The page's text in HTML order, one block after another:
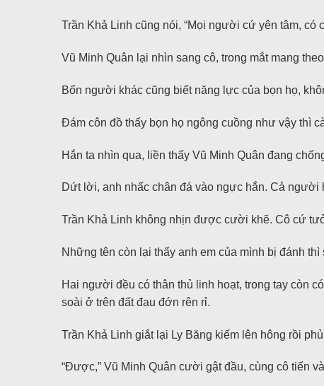
Trần Khả Linh cũng nói, “Mọi người cứ yên tâm, có
Vũ Minh Quân lại nhìn sang cô, trong mắt mang
Bốn người khác cũng biết năng lực của bọn họ,
Đám côn đồ thấy bọn họ ngông cuồng như vậy thì
Hắn ta nhìn qua, liền thấy Vũ Minh Quân đang
Dứt lời, anh nhấc chân đá vào ngực hắn. Cả người
Trần Khả Linh không nhịn được cười khẽ. Cô cứ
Những tên còn lại thấy anh em của mình bị đánh
Hai người đều có thân thủ linh hoạt, trong tay còn
soài ở trên đất đau đớn rên rỉ.
Trần Khả Linh giắt lại Ly Băng kiếm lên hông rồi
“Được,” Vũ Minh Quân cười gật đầu, cùng cô tiến